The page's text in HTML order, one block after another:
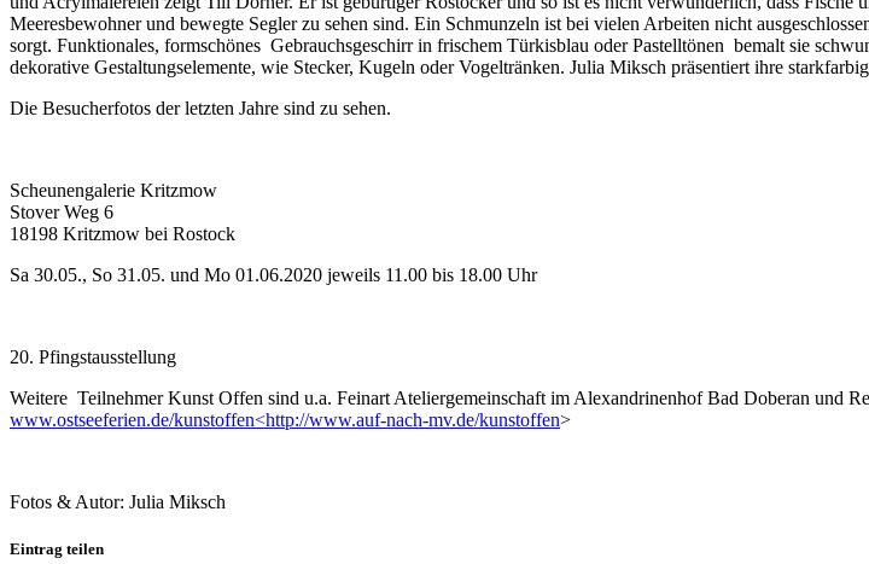
Meeresbewohner und bewegte Segler zu sehen sind. Ein Schmunzeln ist bei vielen Arbeiten nicht
sorgt. Funktionales, formschönes Gebrauchsgeschirr in frischem Türkisblau oder Pastelltönen bemalt sie
dekorative Gestaltungselemente, wie Stecker, Kugeln oder Vogeltränken. Julia Miksch präsentiert ihre
Die Besucherfotos der letzten Jahre sind zu sehen.
Scheunengalerie Kritzmow
Stover Weg 6
18198 Kritzmow bei Rostock
Sa 30.05., So 31.05. und Mo 01.06.2020 jeweils 11.00 bis 18.00 Uhr
20. Pfingstausstellung
Weitere Teilnehmer Kunst Offen sind u.a. Feinart Ateliergemeinschaft im Alexandrinenhof Bad Doberan und
www.ostseeferien.de/kunstoffen<http://www.auf-nach-mv.de/kunstoffen>
Fotos & Autor: Julia Miksch
Eintrag teilen